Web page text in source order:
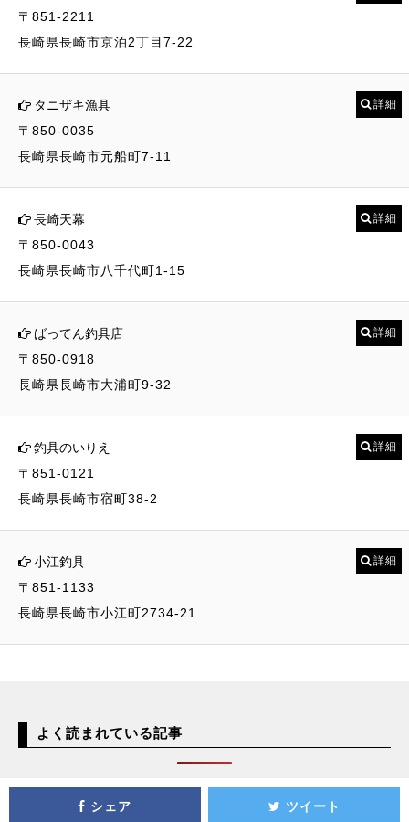
〒851-2211
長崎県長崎市京泊2丁目7-22
タニザキ漁具
〒850-0035
長崎県長崎市元船町7-11
詳細
長崎天幕
〒850-0043
長崎県長崎市八千代町1-15
詳細
ばってん釣具店
〒850-0918
長崎県長崎市大浦町9-32
詳細
釣具のいりえ
〒851-0121
長崎県長崎市宿町38-2
詳細
小江釣具
〒851-1133
長崎県長崎市小江町2734-21
詳細
よく読まれている記事
シェア ツイート